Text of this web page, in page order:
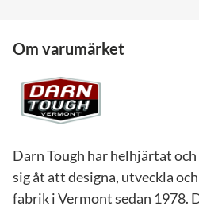
Om varumärket
Darn Tough har helhjärtat
sig åt att designa, utveckla
fabrik i Vermont sedan 1978.